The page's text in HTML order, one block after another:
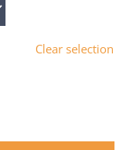
Clear selection